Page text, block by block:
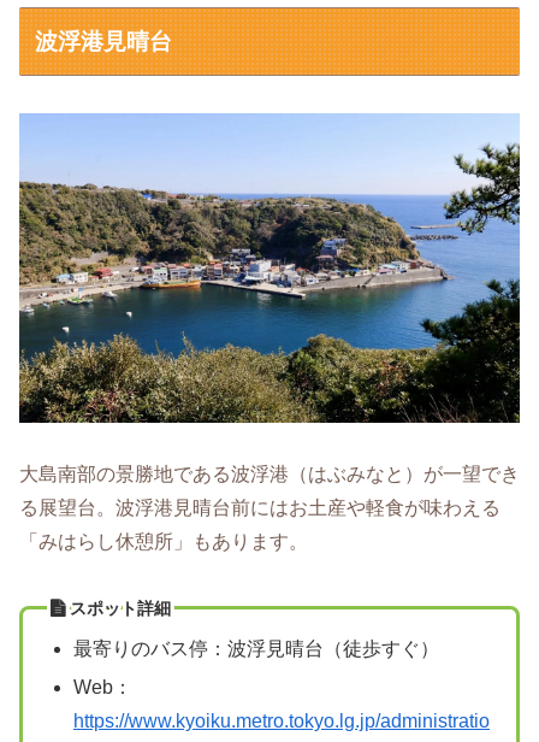
波浮港見晴台
大島南部の景勝地である波浮港（はぶみなと）が一望でき
る展望台。波浮港見晴台前にはお土産や軽食が味わえる
「みはらし休憩所」もあります。
スポット詳細
最寄りのバス停：波浮見晴台（徒歩すぐ）
Web：
https://www.kyoiku.metro.tokyo.lg.jp/administratio